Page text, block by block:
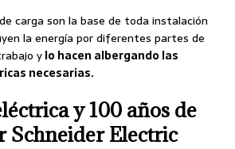
carga son la base de toda instalación
la energía por diferentes partes de
ylo hacen albergando las
necesarias.
y 100 años de
Schneider Electric